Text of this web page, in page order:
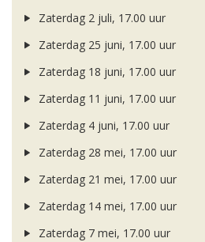
Zaterdag 2 juli, 17.00 uur
Zaterdag 25 juni, 17.00 uur
Zaterdag 18 juni, 17.00 uur
Zaterdag 11 juni, 17.00 uur
Zaterdag 4 juni, 17.00 uur
Zaterdag 28 mei, 17.00 uur
Zaterdag 21 mei, 17.00 uur
Zaterdag 14 mei, 17.00 uur
Zaterdag 7 mei, 17.00 uur